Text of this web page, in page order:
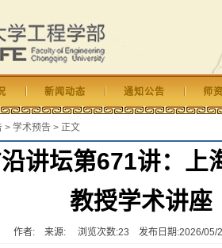
新闻动态 通知公告 师
> 学术预告> 正文
讲坛第671讲：上
教授学术讲座
作者: 来源: 浏览次数:23 发布日期:2026/05/